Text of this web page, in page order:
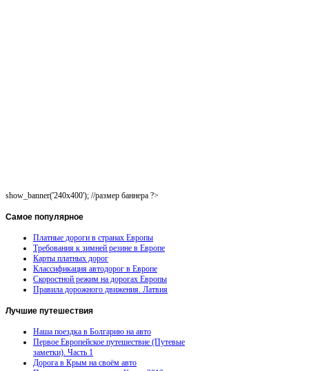
show_banner('240x400'); //размер баннера ?>
Самое популярное
Платные дороги в странах Европы
Требования к зимней резине в Европе
Карты платных дорог
Классификация автодорог в Европе
Скоростной режим на дорогах Европы
Правила дорожного движения. Латвия
Лучшие путешествия
Наша поездка в Болгарию на авто
Первое Европейское путешествие (Путевые
заметки). Часть 1
Дорога в Крым на своём авто